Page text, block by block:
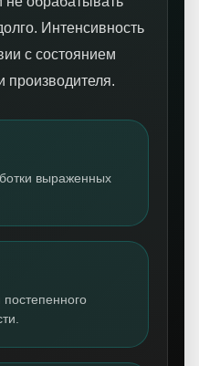
Интенсивность
с состоянием
производителя.
выраженных